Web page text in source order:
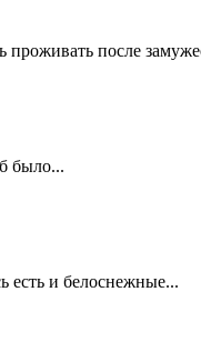
проживать после
было...
есть и белоснежные...